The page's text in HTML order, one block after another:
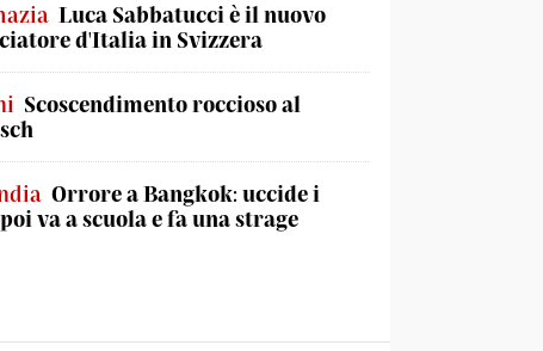
Luca Sabbatucci è il nuovo
d'Italia in Svizzera
Scoscendimento roccioso al
Orrore a Bangkok: uccide i
va a scuola e fa una strage